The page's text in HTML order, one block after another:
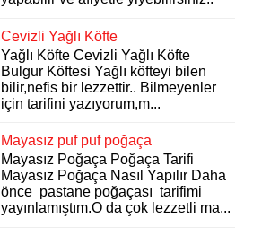
Cevizli Yağlı Köfte
Yağlı Köfte Cevizli Yağlı Köfte
Bulgur Köftesi Yağlı köfteyi bilen
bilir,nefis bir lezzettir.. Bilmeyenler
için tarifini yazıyorum,m...
Mayasız puf puf poğaça
Mayasız Poğaça Poğaça Tarifi
Mayasız Poğaça Nasıl Yapılır Daha
önce pastane poğaçası tarifimi
yayınlamıştım.O da çok lezzetli ma...